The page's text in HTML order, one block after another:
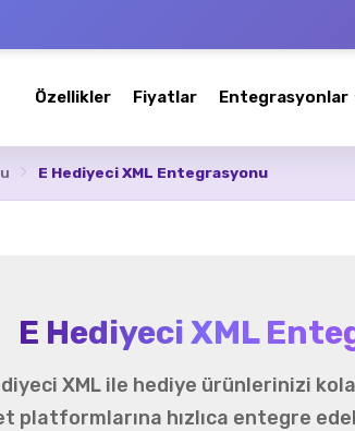
Özellikler Fiyatlar Entegrasyonlar
E Hediyeci XML Entegrasyonu
E Hediyeci XML
XML ile hediye ürünlerinizi
platformlarına hızlıca entegre